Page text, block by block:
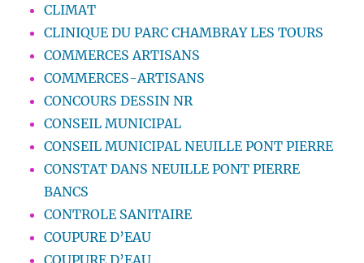
CLIMAT
CLINIQUE DU PARC CHAMBRAY LES TOURS
COMMERCES ARTISANS
COMMERCES-ARTISANS
CONCOURS DESSIN NR
CONSEIL MUNICIPAL
CONSEIL MUNICIPAL NEUILLE PONT PIERRE
CONSTAT DANS NEUILLE PONT PIERRE
BANCS
CONTROLE SANITAIRE
COUPURE D’EAU
COUPURE D’EAU